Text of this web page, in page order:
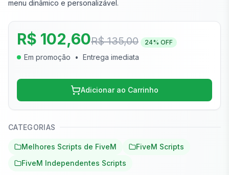
menu dinâmico e personalizável.
R$ 102,60R$ 135,00 24% OFF
Em promoção • Entrega imediata
Adicionar ao Carrinho
CATEGORIAS
Melhores Scripts de FiveM
FiveM Scripts
FiveM Independentes Scripts